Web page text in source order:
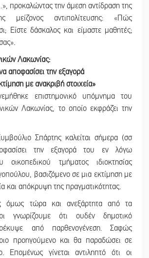
προκαλώντας την άμεση αντίδραση της
μείζονος αντιπολίτευσης: «Πώς
Είστε δάσκαλος και είμαστε μαθητές;
Λακωνίας:
αποφασίσει την εξαγορά
με ανακριβή στοιχεία»
επιστημονικό υπόμνημα του
Λακωνίας, το οποίο εκφράζει την
Σπάρτης καλείται σήμερα (σσ
την εξαγορά του εν λόγω
οικοπεδικού τμήματος ιδιοκτησίας
βασιζόμενο σε μια εκτίμηση με
και απόκρυψη της πραγματικότητας.
όμως τώρα και ανεξάρτητα από τα
γνωρίζουμε ότι ουδέν δημοτικό
από παρθενογένεση. Σαφώς
προηγούμενο και θα παραδώσει σε
Επομένως γίνεται αντιληπτό ότι οι